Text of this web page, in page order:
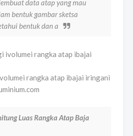
data atap yang mau
bentuk gambar sketsa
bentuk dan a
rangka atap ibajai iringani
Luas Rangka Atap Baja